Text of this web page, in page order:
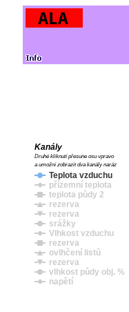
Teplota vzduchu
přízemní teplota
teplota půdy 2
rezerva
rezerva
srážky
Vlhkost vzduchu
rezerva
ovlhčení listů
rezerva
vlhkost půdy obj. %
napětí
Kanály
Druhé kliknutí přesune osu vpravo
a umožní zobrazit dva kanály naráz